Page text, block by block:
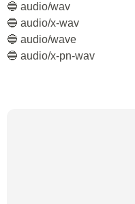
🔵 audio/wav
🔵 audio/x-wav
🔵 audio/wave
🔵 audio/x-pn-wav